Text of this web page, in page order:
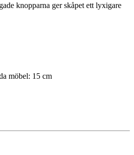
knopparna ger skåpet ett lyxigare
möbel: 15 cm